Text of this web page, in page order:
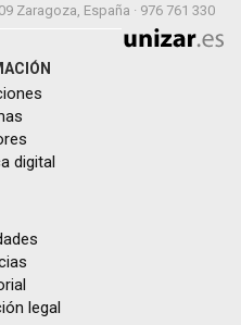
Zaragoza, España · 976 761 330
digital
legal